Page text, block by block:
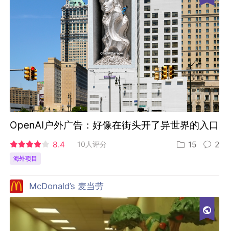
OpenAI户外广告：好像在街头开了异世界的入口
8.4 10人评分 15 2
海外项目
McDonald’s 麦当劳